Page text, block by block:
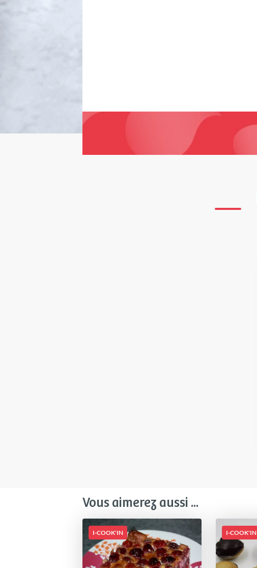
Vous aimerez aussi ...
I-COOK'IN I-COOK'IN